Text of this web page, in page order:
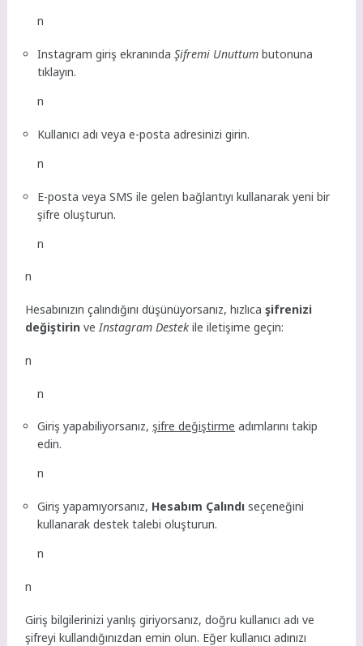
n
Instagram giriş ekranındaŞifremi Unuttum butonuna
tıklayın.
n
Kullanıcı adı veya e-posta adresinizi girin.
n
E-posta veya SMS ile gelen bağlantıyı kullanarak yeni bir
şifre oluşturun.
n
n
Hesabınızın çalındığını düşünüyorsanız, hızlıcaşifrenizi
değiştirin veInstagram Destek ile iletişime geçin:
n
n
Giriş yapabiliyorsanız,şifre değiştirme adımlarını takip
edin.
n
Giriş yapamıyorsanız, Hesabım Çalındı seçeneğini
kullanarak destek talebi oluşturun.
n
n
Giriş bilgilerinizi yanlış giriyorsanız, doğru kullanıcı adı ve
şifreyi kullandığınızdan emin olun. Eğer kullanıcı adınızı